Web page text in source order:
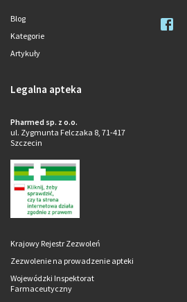
Blog
Kategorie
Artykuły
Legalna apteka
Pharmed sp. z o.o.
ul. Zygmunta Felczaka 8, 71-417
Szczecin
Krajowy Rejestr Zezwoleń
Zezwolenie na prowadzenie apteki
Wojewódzki Inspektorat
Farmaceutyczny